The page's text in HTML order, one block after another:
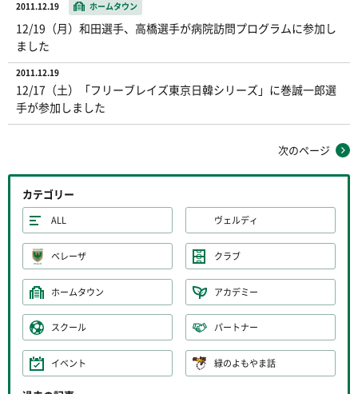
2011.12.19 ホームタウン
12/19（月）和田選手、高橋選手が病院訪問プログラムに参加し
ました
2011.12.19
12/17（土）「フリーブレイズ東京日韓シリーズ」に巻誠一郎選
手が参加しました
次のページ
カテゴリー
ALL ヴェルディ
ベレーザ クラブ
ホームタウン アカデミー
スクール パートナー
イベント 緑のよもやま話